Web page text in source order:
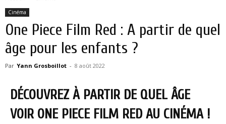
Cinéma
One Piece Film Red : A partir de quel
âge pour les enfants ?
Par Yann Grosboillot - 8 août 2022
DÉCOUVREZ À PARTIR DE QUEL ÂGE
VOIR ONE PIECE FILM RED AU CINÉMA !